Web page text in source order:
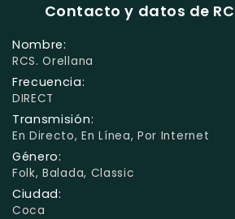
Contacto y datos de
Nombre:
RCS. Orellana
Frecuencia:
DIRECT
Transmisión:
En Directo, En Línea, Por Internet
Género:
Folk, Balada, Classic
Ciudad:
Coca